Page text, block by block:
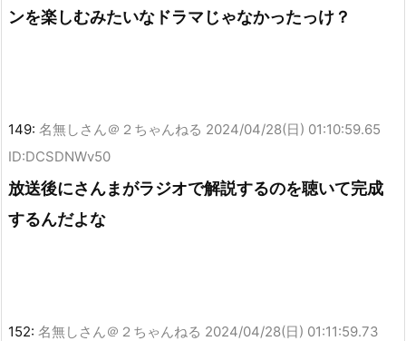
ンを楽しむみたいなドラマじゃなかったっけ？
149: 名無しさん＠２ちゃんねる 2024/04/28(日) 01:10:59.65
ID:DCSDNWv50
放送後にさんまがラジオで解説するのを聴いて完成
するんだよな
152: 名無しさん＠２ちゃんねる 2024/04/28(日) 01:11:59.73